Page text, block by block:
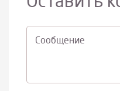
Cообщение